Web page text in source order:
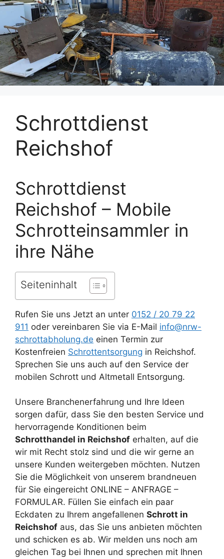
Schrottdienst
Reichshof
Schrottdienst
Reichshof – Mobile
Schrotteinsammler in
ihre Nähe
Seiteninhalt
Rufen Sie uns Jetzt an unter 0152 / 20 79 22
911 oder vereinbaren Sie via E-Mail info@nrw-
schrottabholung.de einen Termin zur
Kostenfreien Schrottentsorgung in Reichshof.
Sprechen Sie uns auch auf den Service der
mobilen Schrott und Altmetall Entsorgung.
Unsere Branchenerfahrung und Ihre Ideen
sorgen dafür, dass Sie den besten Service und
hervorragende Konditionen beim
Schrotthandel in Reichshof erhalten, auf die
wir mit Recht stolz sind und die wir gerne an
unsere Kunden weitergeben möchten. Nutzen
Sie die Möglichkeit von unserem brandneuen
für Sie eingereicht ONLINE – ANFRAGE –
FORMULAR. Füllen Sie einfach ein paar
Eckdaten zu Ihrem angefallenen Schrott in
Reichshof aus, das Sie uns anbieten möchten
und schicken es ab. Wir melden uns noch am
gleichen Tag bei Ihnen und sprechen mit Ihnen